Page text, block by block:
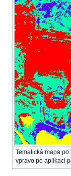
Tematická mapa
vpravo po aplikaci